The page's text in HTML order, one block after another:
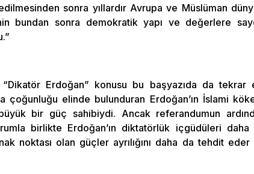
sonra yıllardır Avrupa ve Müslüman
bundan sonra demokratik yapı ve değerlere
Erdoğan” konusu bu başyazıda da tekrar
çoğunluğu elinde bulunduran Erdoğan’ın İslami
bir güç sahibiydi. Ancak referandumun
birlikte Erdoğan’ın diktatörlük içgüdüleri daha
noktası olan güçler ayrılığını daha da tehdit eder